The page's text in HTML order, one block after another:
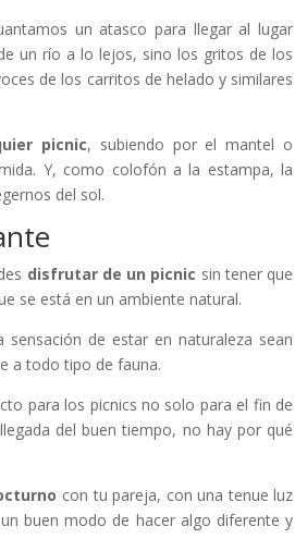
un atasco para llegar al lugar
un río a lo lejos, sino los gritos de los
de los carritos de helado y similares
picnic, subiendo por el mantel o
Y, como colofón a la estampa, la
del sol.
disfrutar de un picnic sin tener que
se está en un ambiente natural.
de estar en naturaleza sean
a todo tipo de fauna.
para los picnics no solo para el fin de
del buen tiempo, no hay por qué
con tu pareja, con una tenue luz
buen modo de hacer algo diferente y